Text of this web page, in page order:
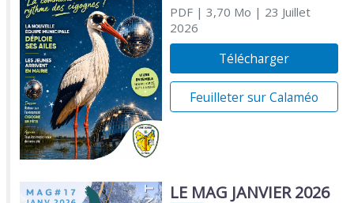
PDF| 3,70 Mo | 23 Juillet
2026
Télécharger
Feuilleter sur Calaméo
LE MAG JANVIER 2026